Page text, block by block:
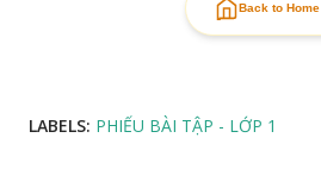
Back to Home
LABELS: PHIẾU BÀI TẬP - LỚP 1